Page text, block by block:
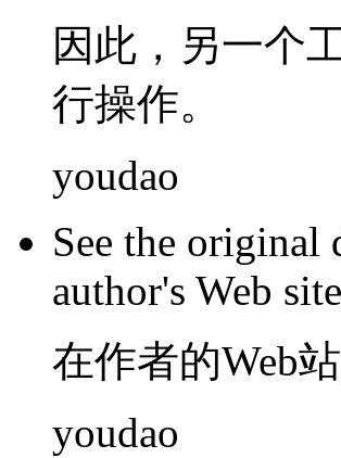
因此 ， 另一个
行操作。
youdao
See the original
author's Web site
在作者的Web
youdao